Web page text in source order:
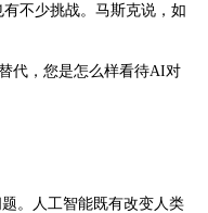
不少挑战。马斯克说，如
代，您是怎么样看待AI对
。人工智能既有改变人类